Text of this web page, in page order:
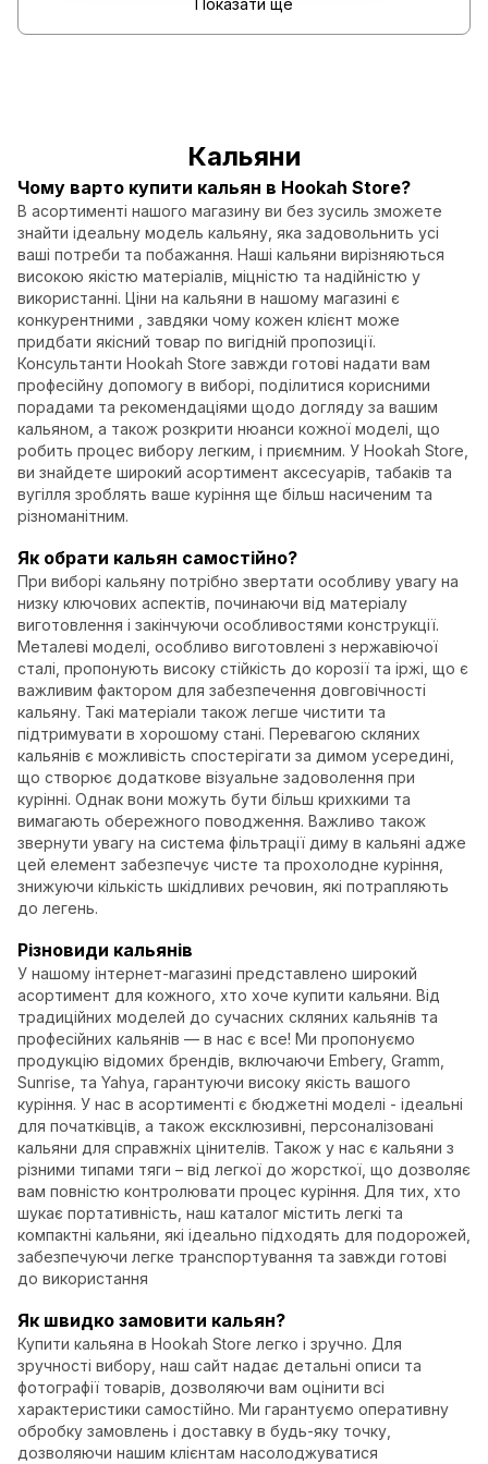
Показати ще
Кальяни
Чому варто купити кальян в Hookah Store?
В асортименті нашого магазину ви без зусиль зможете
знайти ідеальну модель кальяну, яка задовольнить усі
ваші потреби та побажання. Наші кальяни вирізняються
високою якістю матеріалів, міцністю та надійністю у
використанні. Ціни на кальяни в нашому магазині є
конкурентними , завдяки чому кожен клієнт може
придбати якісний товар по вигідній пропозиції.
Консультанти Hookah Store завжди готові надати вам
професійну допомогу в виборі, поділитися корисними
порадами та рекомендаціями щодо догляду за вашим
кальяном, а також розкрити нюанси кожної моделі, що
робить процес вибору легким, і приємним. У Hookah Store,
ви знайдете широкий асортимент аксесуарів, табаків та
вугілля зроблять ваше куріння ще більш насиченим та
різноманітним.
Як обрати кальян cамостійно?
При виборі кальяну потрібно звертати особливу увагу на
низку ключових аспектів, починаючи від матеріалу
виготовлення і закінчуючи особливостями конструкції.
Металеві моделі, особливо виготовлені з нержавіючої
сталі, пропонують високу стійкість до корозії та іржі, що є
важливим фактором для забезпечення довговічності
кальяну. Такі матеріали також легше чистити та
підтримувати в хорошому стані. Перевагою скляних
кальянів є можливість спостерігати за димом усередині,
що створює додаткове візуальне задоволення при
курінні. Однак вони можуть бути більш крихкими та
вимагають обережного поводження. Важливо також
звернути увагу на система фільтрації диму в кальяні адже
цей елемент забезпечує чисте та прохолодне куріння,
знижуючи кількість шкідливих речовин, які потрапляють
до легень.
Різновиди кальянів
У нашому інтернет-магазині представлено широкий
асортимент для кожного, хто хоче купити кальяни. Від
традиційних моделей до сучасних скляних кальянів та
професійних кальянів — в нас є все! Ми пропонуємо
продукцію відомих брендів, включаючи Embеry, Gramm,
Sunrise, та Yahya, гарантуючи високу якість вашого
куріння. У нас в асортименті є бюджетні моделі - ідеальні
для початківців, а також ексклюзивні, персоналізовані
кальяни для справжніх цінителів. Також у нас є кальяни з
різними типами тяги – від легкої до жорсткої, що дозволяє
вам повністю контролювати процес куріння. Для тих, хто
шукає портативність, наш каталог містить легкі та
компактні кальяни, які ідеально підходять для подорожей,
забезпечуючи легке транспортування та завжди готові
до використання
Як швидко замовити кальян?
Купити кальяна в Hookah Store легко і зручно. Для
зручності вибору, наш сайт надає детальні описи та
фотографії товарів, дозволяючи вам оцінити всі
характеристики самостійно. Ми гарантуємо оперативну
обробку замовлень і доставку в будь-яку точку,
дозволяючи нашим клієнтам насолоджуватися